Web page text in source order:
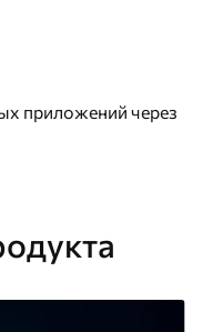
приложений через